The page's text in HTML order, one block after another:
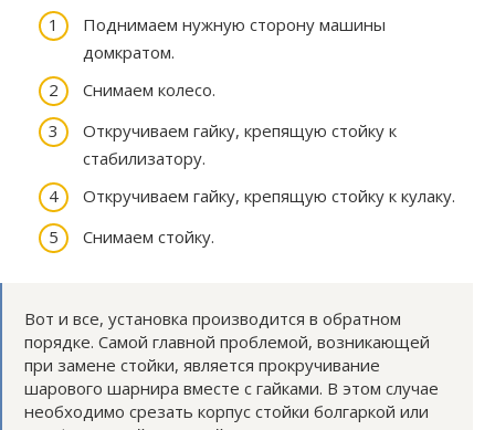
Поднимаем нужную сторону машины
домкратом.
Снимаем колесо.
Откручиваем гайку, крепящую стойку к
стабилизатору.
Откручиваем гайку, крепящую стойку к кулаку.
Снимаем стойку.
Вот и все, установка производится в обратном
порядке. Самой главной проблемой, возникающей
при замене стойки, является прокручивание
шарового шарнира вместе с гайками. В этом случае
необходимо срезать корпус стойки болгаркой или